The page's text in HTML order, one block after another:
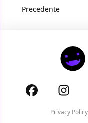
Precedente
Privacy Policy